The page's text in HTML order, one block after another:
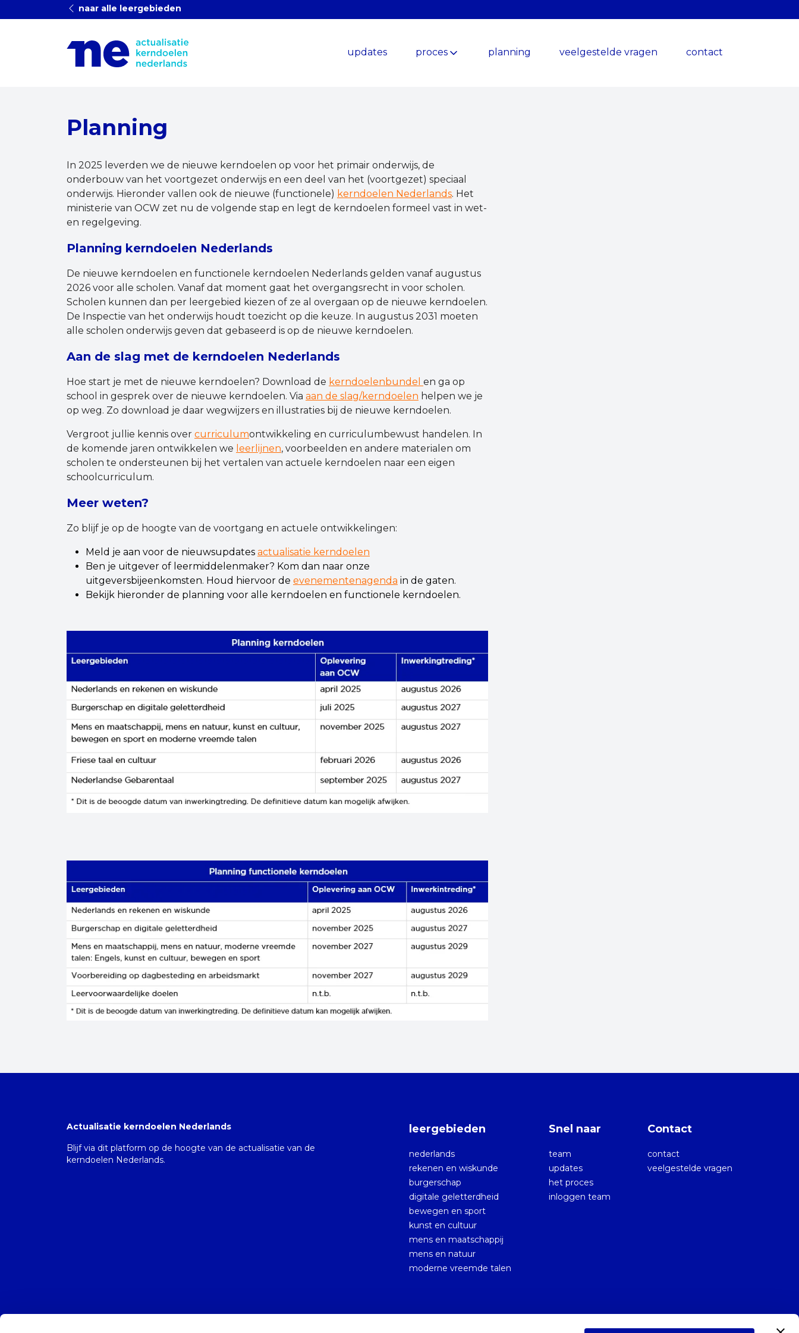
naar alle leergebieden
updates proces planning veelgestelde vragen contact
Planning
In 2025 leverden we de nieuwe kerndoelen op voor het primair onderwijs, de
onderbouw van het voortgezet onderwijs en een deel van het (voortgezet) speciaal
onderwijs. Hieronder vallen ook de nieuwe (functionele) kerndoelen Nederlands. Het
ministerie van OCW zet nu de volgende stap en legt de kerndoelen formeel vast in wet-
en regelgeving.
Planning kerndoelen Nederlands
De nieuwe kerndoelen en functionele kerndoelen Nederlands gelden vanaf augustus
2026 voor alle scholen. Vanaf dat moment gaat het overgangsrecht in voor scholen.
Scholen kunnen dan per leergebied kiezen of ze al overgaan op de nieuwe kerndoelen.
De Inspectie van het onderwijs houdt toezicht op die keuze. In augustus 2031 moeten
alle scholen onderwijs geven dat gebaseerd is op de nieuwe kerndoelen.
Aan de slag met de kerndoelen Nederlands
Hoe start je met de nieuwe kerndoelen? Download de kerndoelenbundel en ga op
school in gesprek over de nieuwe kerndoelen. Via aan de slag/kerndoelen helpen we je
op weg. Zo download je daar wegwijzers en illustraties bij de nieuwe kerndoelen.
Vergroot jullie kennis over curriculumontwikkeling en curriculumbewust handelen. In
de komende jaren ontwikkelen we leerlijnen, voorbeelden en andere materialen om
scholen te ondersteunen bij het vertalen van actuele kerndoelen naar een eigen
schoolcurriculum.
Meer weten?
Zo blijf je op de hoogte van de voortgang en actuele ontwikkelingen:
Meld je aan voor de nieuwsupdates actualisatie kerndoelen
Ben je uitgever of leermiddelenmaker? Kom dan naar onze
uitgeversbijeenkomsten. Houd hiervoor de evenementenagenda in de gaten.
Bekijk hieronder de planning voor alle kerndoelen en functionele kerndoelen.
Actualisatie kerndoelen Nederlands
Blijf via dit platform op de hoogte van de actualisatie van de
kerndoelen Nederlands.
leergebieden
nederlands
rekenen en wiskunde
burgerschap
digitale geletterdheid
bewegen en sport
kunst en cultuur
mens en maatschappij
mens en natuur
moderne vreemde talen
Snel naar
team
updates
het proces
inloggen team
Contact
contact
veelgestelde vragen